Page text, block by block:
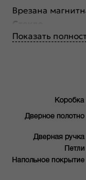
Врезана
Стекло
Без стекла
Двери с
Показать